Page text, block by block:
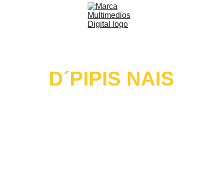
D´PIPIS NAIS